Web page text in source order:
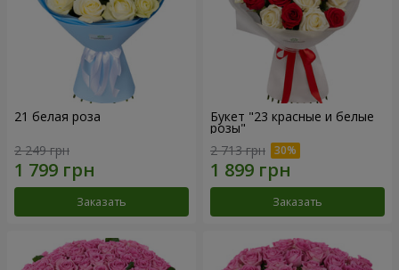
21 белая роза
2 249 грн
Заказать
Букет "23 красные и белые
розы"
2 713 грн
Заказать